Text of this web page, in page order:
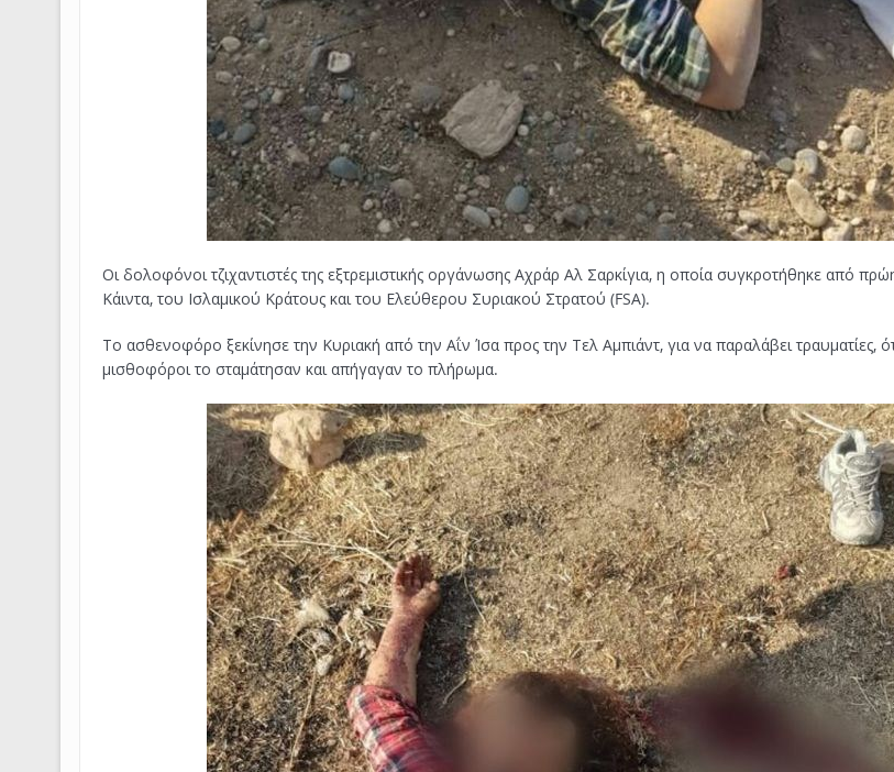
Οι δολοφόνοι τζιχαντιστές της εξτρεμιστικής οργάνωσης Αχράρ Αλ Σαρκίγια, η οποία συγκροτήθηκε από
Κάιντα, του Ισλαμικού Κράτους και του Ελεύθερου Συριακού Στρατού (FSA).
Το ασθενοφόρο ξεκίνησε την Κυριακή από την Αΐν Ίσα προς την Τελ Αμπιάντ, για να παραλάβει τραυματίες,
μισθοφόροι το σταμάτησαν και απήγαγαν το πλήρωμα.